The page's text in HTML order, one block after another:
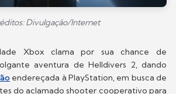
Divulgação/Internet
Xbox clama por sua chance de
aventura de Helldivers 2, dando
endereçada à PlayStation, em busca de
do aclamado shooter cooperativo para